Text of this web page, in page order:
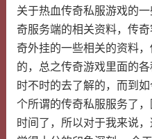
关于热血传奇私服游戏的
奇服务端的相关资料，传
奇外挂的一些相关的资料
的，总之传奇游戏里面的
时不时的去了解的，而到
个所谓的传奇私服服务了
时间了，所以对于我来说